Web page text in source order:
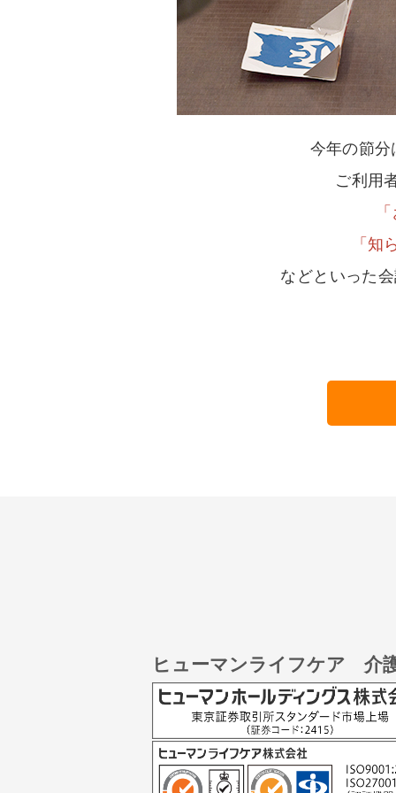
今年の節
ご利用
「知
などといった
ヒューマンライフケア 介